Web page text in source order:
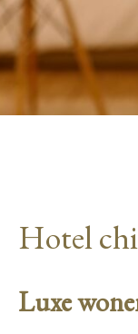
Hotel
Luxe